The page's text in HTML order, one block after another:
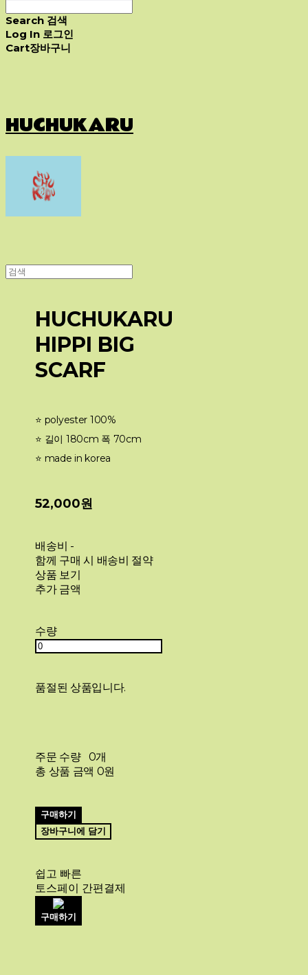
Search 검색
Log In 로그인
Cart장바구니
HUCHUKARU
HUCHUKARU
HIPPI BIG
SCARF
⭐️ polyester 100%
⭐️ 길이 180cm 폭 70cm
⭐️ made in korea
52,000원
배송비 -
함께 구매 시 배송비 절약
상품 보기
추가 금액
수량
품절된 상품입니다.
주문 수량
0개
총 상품 금액 0원
구매하기
장바구니에 담기
쉽고 빠른
토스페이 간편결제
구매하기